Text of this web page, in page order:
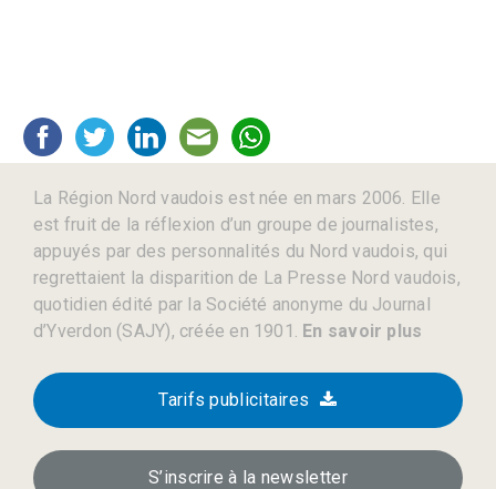
La Région Nord vaudois est née en mars 2006. Elle
est fruit de la réflexion d’un groupe de journalistes,
appuyés par des personnalités du Nord vaudois, qui
regrettaient la disparition de La Presse Nord vaudois,
quotidien édité par la Société anonyme du Journal
d’Yverdon (SAJY), créée en 1901. En savoir plus
Tarifs publicitaires
S’inscrire à la newsletter